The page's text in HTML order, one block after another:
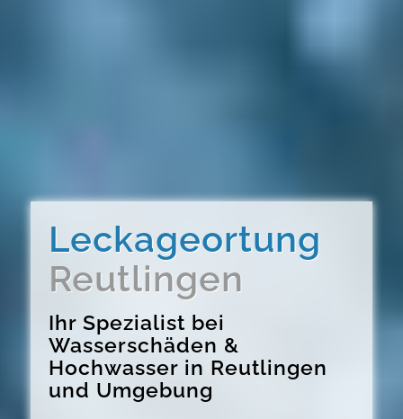
Leckageortung
Reutlingen
Ihr Spezialist bei
Wasserschäden &
Hochwasser in Reutlingen
und Umgebung